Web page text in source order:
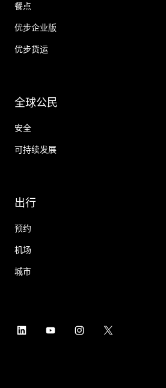
餐点
优步企业版
优步货运
全球公民
安全
可持续发展
出行
预约
机场
城市